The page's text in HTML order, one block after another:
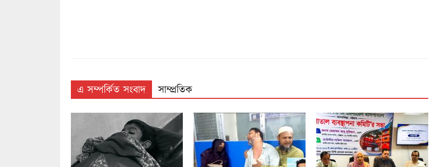
এ সম্পর্কিত সংবাদ সাম্প্রতিক